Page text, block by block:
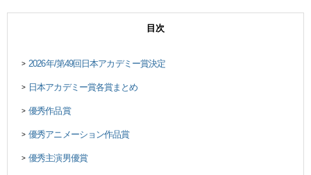
目次
> 2026年/第49回日本アカデミー賞決定
> 日本アカデミー賞各賞まとめ
> 優秀作品賞
> 優秀アニメーション作品賞
> 優秀主演男優賞